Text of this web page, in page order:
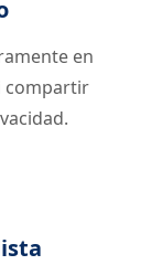
en
compartir